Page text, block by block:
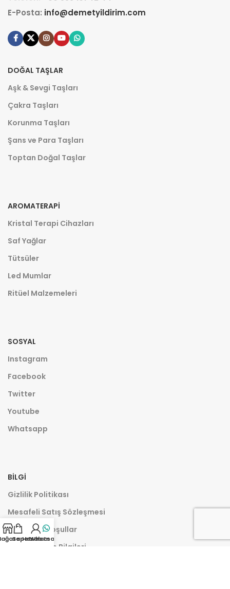
E-Posta: info@demetyildirim.com
DOĞAL TAŞLAR
Aşk & Sevgi Taşları
Çakra Taşları
Korunma Taşları
Şans ve Para Taşları
Toptan Doğal Taşlar
AROMATERAPI
Kristal Terapi Cihazları
Saf Yağlar
Tütsüler
Led Mumlar
Ritüel Malzemeleri
SOSYAL
Instagram
Facebook
Twitter
Youtube
Whatsapp
BILGI
Gizlilik Politikası
Mesafeli Satış Sözleşmesi
Şartlar ve Koşullar
Banka Hesap Bilgileri
SepetHesabım
Whatsapp